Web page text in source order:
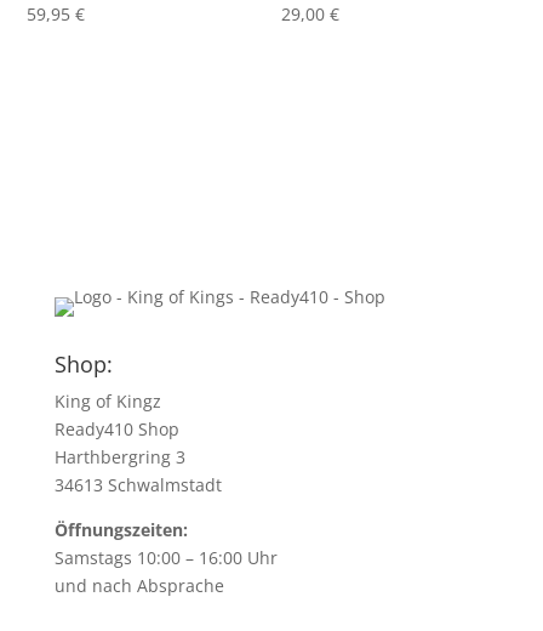
59,95€
29,00€
Shop:
King of Kingz
Ready410 Shop
Harthbergring 3
34613 Schwalmstadt
Öffnungszeiten:
Samstags 10:00 – 16:00 Uhr
und nach Absprache